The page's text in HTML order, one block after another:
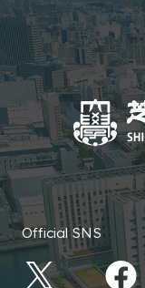
Official SNS